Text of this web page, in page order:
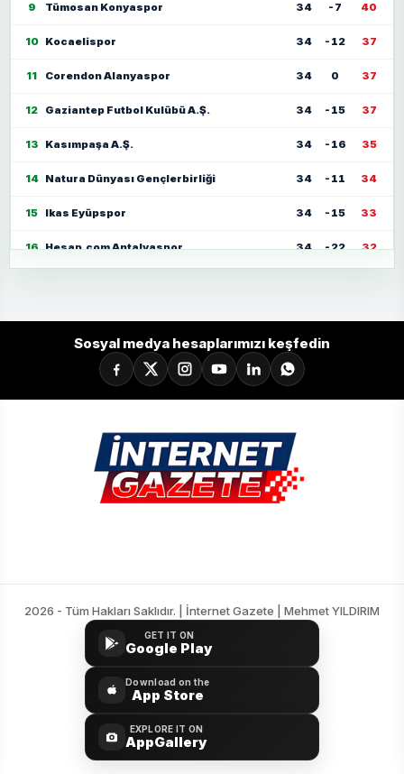
9 Tümosan Konyaspor 34 -7 40
10 Kocaelispor 34 -12 37
11 Corendon Alanyaspor 34 0 37
12 Gaziantep Futbol Kulübü A.Ş. 34 -15 37
13 Kasımpaşa A.Ş. 34 -16 35
14 Natura Dünyası Gençlerbirliği 34 -11 34
15 Ikas Eyüpspor 34 -15 33
16 Hesap.com Antalyaspor 34 -22 32
Sosyal medya hesaplarımızı keşfedin
2026 - Tüm Hakları Saklıdır. | İnternet Gazete | Mehmet YILDIRIM
GET IT ON
Google Play
Download on the
App Store
EXPLORE IT ON
AppGallery